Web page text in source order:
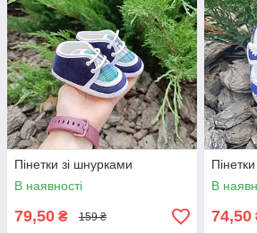
Пінетки зі шнурками
В наявності
79,50 ₴ 159 ₴
В
74,50